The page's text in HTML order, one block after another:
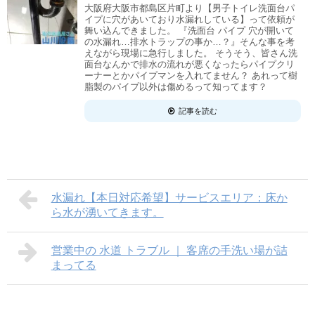
大阪府大阪市都島区片町より【男子トイレ洗面台パ
イプに穴があいており水漏れしている】って依頼が
舞い込んできました。 『洗面台 パイプ 穴が開いて
の水漏れ…排水トラップの事か…？』そんな事を考
えながら現場に急行しました。 そうそう、皆さん洗
面台なんかで排水の流れが悪くなったらパイプクリ
ーナーとかパイプマンを入れてません？ あれって樹
脂製のパイプ以外は傷めるって知ってます？
記事を読む
水漏れ【本日対応希望】サービスエリア：床か
ら水が湧いてきます。
営業中の 水道 トラブル ｜ 客席の手洗い場が詰
まってる